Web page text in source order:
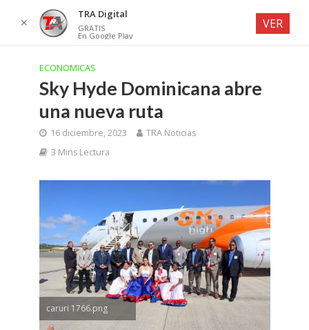
ECONOMICAS
Sky Hyde Dominicana abre
una nueva ruta
16 diciembre, 2023
TRA Noticias
3 Mins Lectura
caruri 1766.png
✕
TRA Digital
GRATIS
En Google Play
VER